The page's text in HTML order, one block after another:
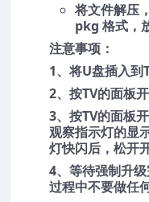
将文件解压
pkg 格式，
注意事项：
1、将U盘插入到
2、按TV的面板
3、按TV的面板
观察指示灯的显
灯快闪后，松开
4、等待强制升
过程中不要做任